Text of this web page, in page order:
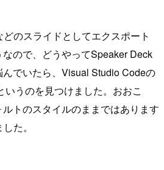
のスライドとしてエクスポート
ので、どうやってSpeaker Deck
でいたら、Visual Studio Codeの
いうのを見つけました。おおこ
トのスタイルのままではあります
た。